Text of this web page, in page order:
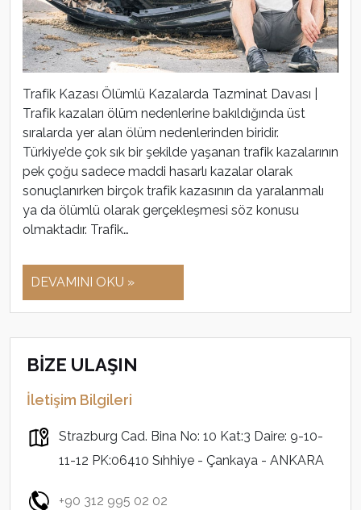
Trafik Kazası Ölümlü Kazalarda Tazminat Davası |
Trafik kazaları ölüm nedenlerine bakıldığında üst
sıralarda yer alan ölüm nedenlerinden biridir.
Türkiye’de çok sık bir şekilde yaşanan trafik kazalarının
pek çoğu sadece maddi hasarlı kazalar olarak
sonuçlanırken birçok trafik kazasının da yaralanmalı
ya da ölümlü olarak gerçekleşmesi söz konusu
olmaktadır. Trafik…
DEVAMINI OKU »
BİZE ULAŞIN
İletişim Bilgileri
Strazburg Cad. Bina No: 10 Kat:3 Daire: 9-10-
11-12 PK:06410 Sıhhiye - Çankaya - ANKARA
+90 312 995 02 02